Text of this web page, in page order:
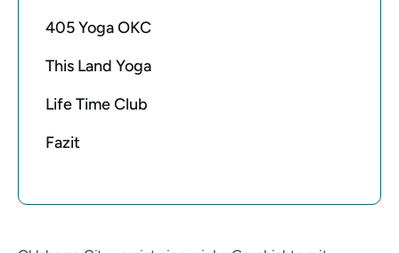
405 Yoga OKC
This Land Yoga
Life Time Club
Fazit